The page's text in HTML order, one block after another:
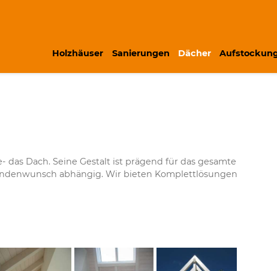
Holzhäuser
Sanierungen Dächer
das Dach. Seine Gestalt ist prägend für das gesamte
abhängig. Wir bieten Komplettlösungen